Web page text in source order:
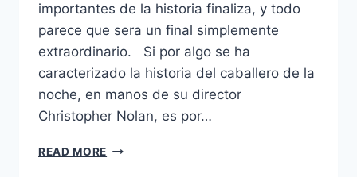
importantes de la historia finaliza, y todo
parece que sera un final simplemente
extraordinario. Si por algo se ha
caracterizado la historia del caballero de la
noche, en manos de su director
Christopher Nolan, es por…
READ MORE THE